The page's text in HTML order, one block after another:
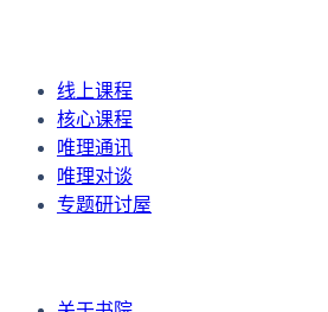
线上课程
核心课程
唯理通讯
唯理对谈
专题研讨屋